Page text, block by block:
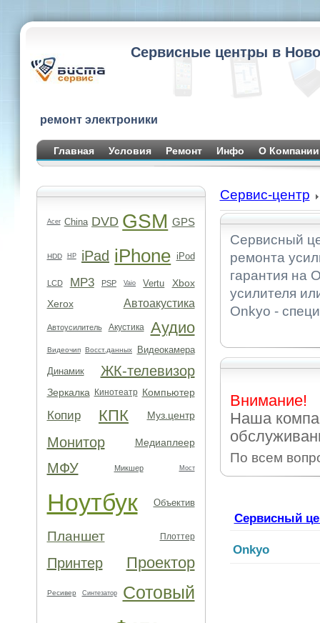
Сервисные центры в
ремонт электроники
Главная Условия Ремонт Инфо О Компании
Acer China DVD GSM GPS
HDD HP iPad iPhone iPod
LCD MP3 PSP Vaio Vertu
Xbox
Xerox
Автоакустика
Автоусилитель Акустика Аудио
Видеочип Восст.данных
Видеокамера
Динамик
ЖК-телевизор
Зеркалка Кинотеатр Компьютер
Копир КПК Муз.центр
Монитор Медиаплеер
МФУ Микшер Мост
Ноутбук Объектив
Планшет Плоттер
Принтер Проектор
Ресивер Синтезатор Сотовый
Сервис-центр
Сервисный
ремонта
гарантия на
усилителя
Onkyo -
Внимание!
Наша
По всем
Сервисный
Onkyo